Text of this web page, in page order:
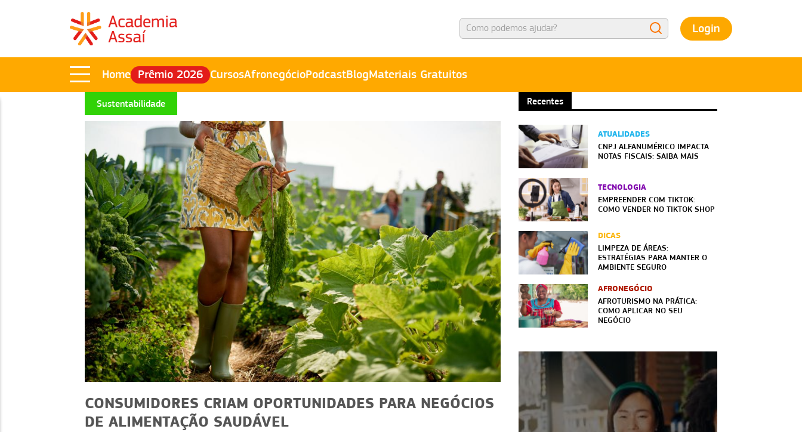
Login
Home Prêmio 2026 CursosAfronegócioPodcastBlogMateriais Gratuitos
Sustentabilidade
CONSUMIDORES CRIAM OPORTUNIDADES PARA NEGÓCIOS
DE ALIMENTAÇÃO SAUDÁVEL
Recentes
ATUALIDADES
CNPJ ALFANUMÉRICO IMPACTA
NOTAS FISCAIS: SAIBA MAIS
TECNOLOGIA
EMPREENDER COM TIKTOK:
COMO VENDER NO TIKTOK SHOP
DICAS
LIMPEZA DE ÁREAS:
ESTRATÉGIAS PARA MANTER O
AMBIENTE SEGURO
AFRONEGÓCIO
AFROTURISMO NA PRÁTICA:
COMO APLICAR NO SEU
NEGÓCIO